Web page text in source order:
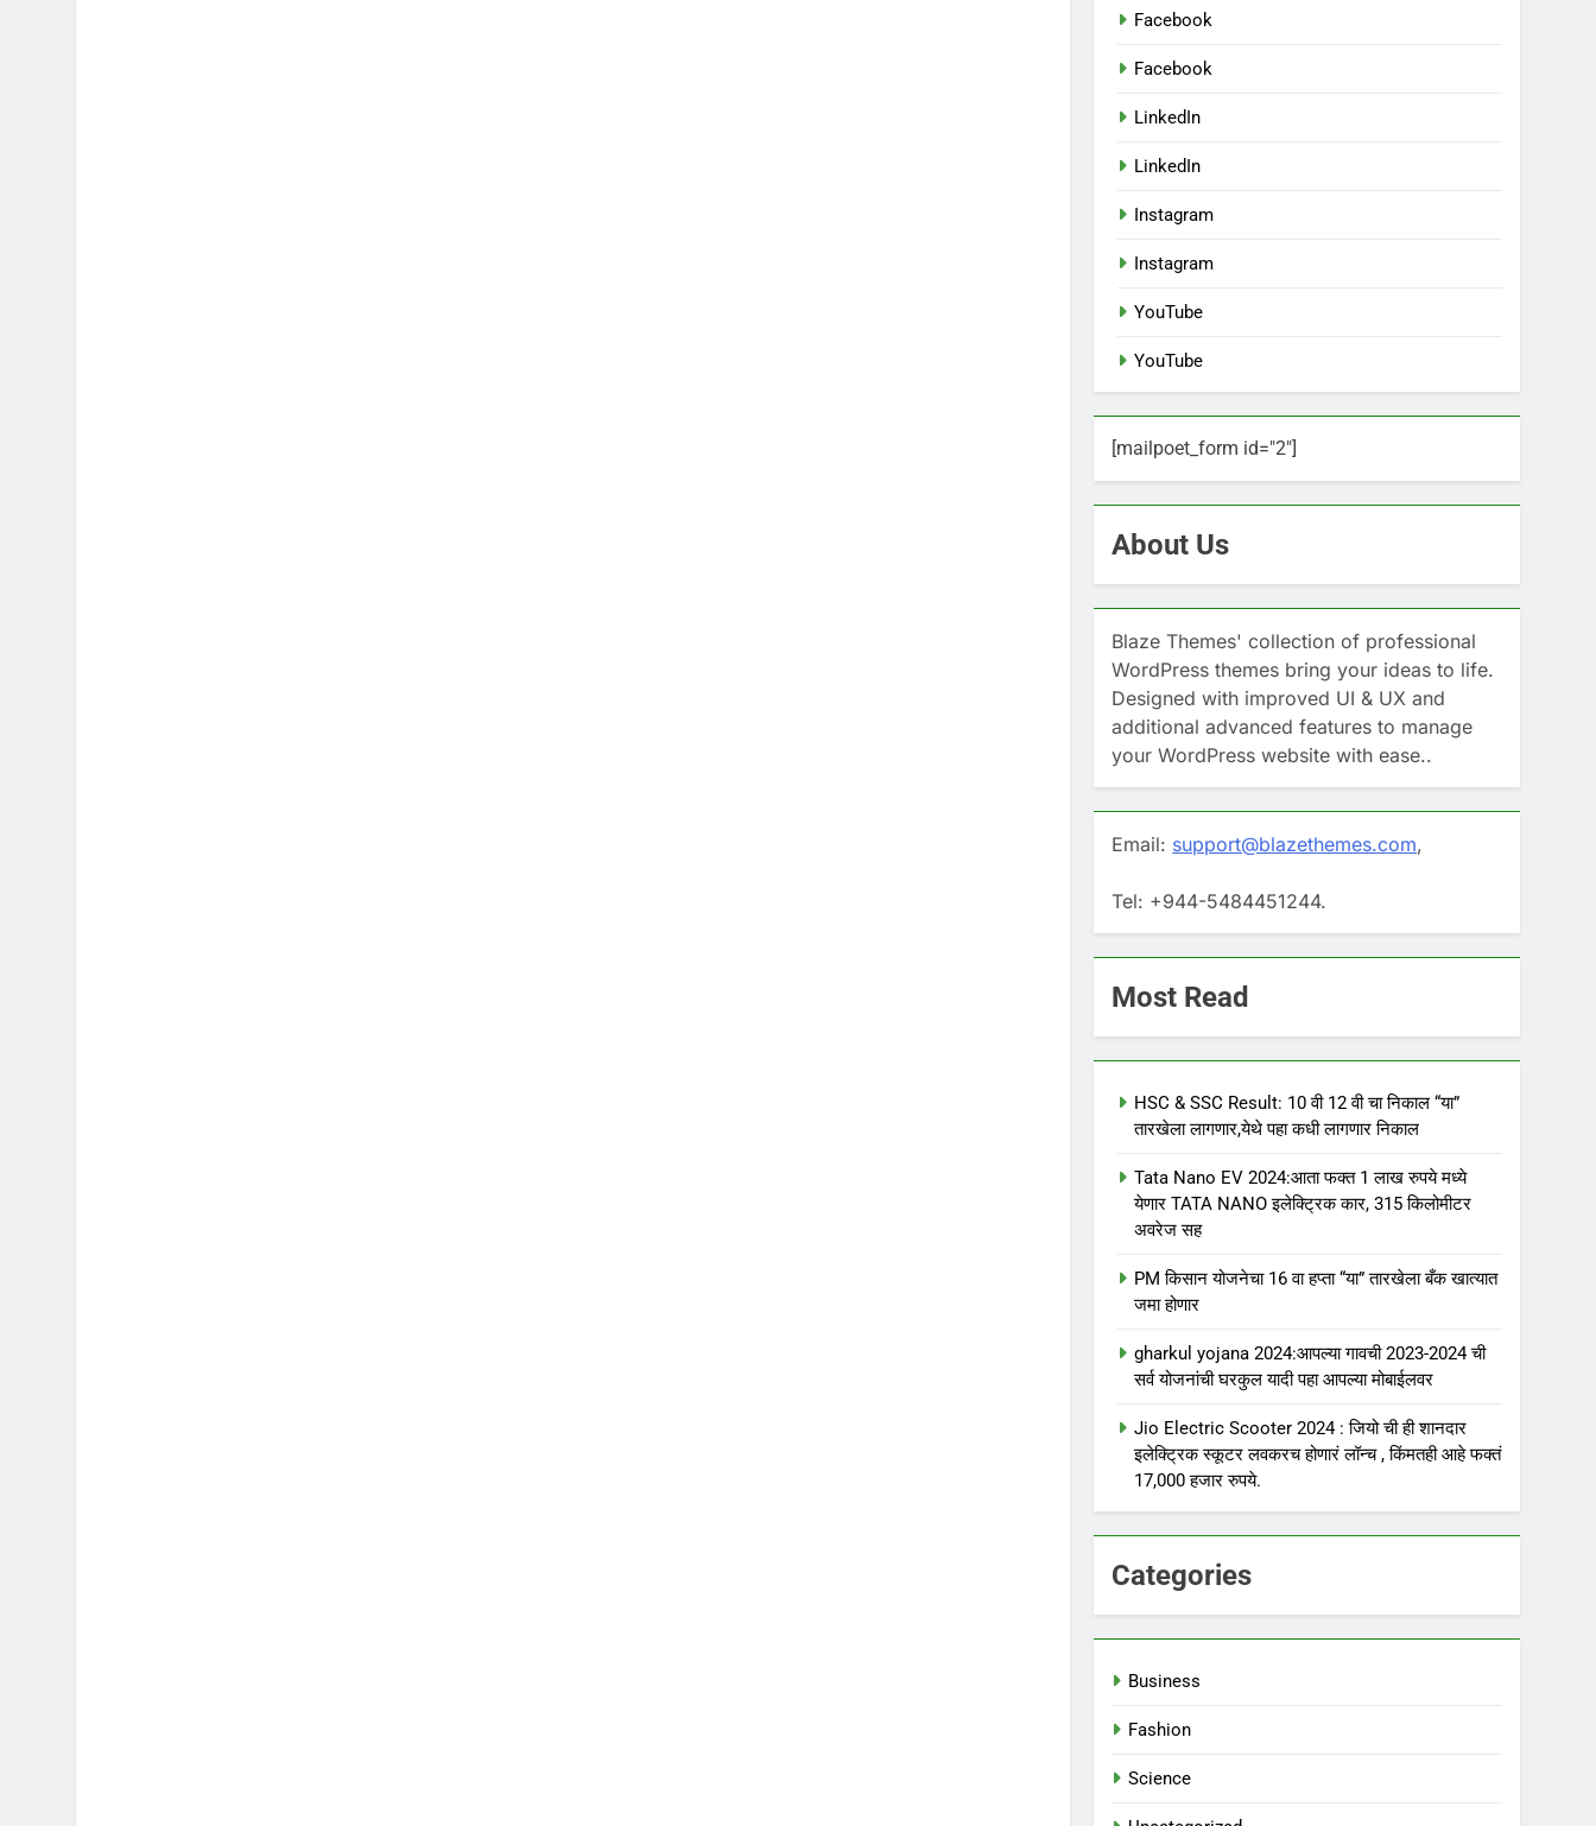
Facebook
Facebook
LinkedIn
LinkedIn
Instagram
Instagram
YouTube
YouTube
[mailpoet_form id="2"]
About Us
Blaze Themes' collection of professional
WordPress themes bring your ideas to life.
Designed with improved UI & UX and
additional advanced features to manage
your WordPress website with ease..
Email: support@blazethemes.com,
Tel: +944-5484451244.
Most Read
HSC & SSC Result: 10 वी 12 वी चा निकाल “या”
तारखेला लागणार,येथे पहा कधी लागणार निकाल
Tata Nano EV 2024:आता फक्त 1 लाख रुपये मध्ये
येणार TATA NANO इलेक्ट्रिक कार, 315 किलोमीटर
अवरेज सह
PM किसान योजनेचा 16 वा हप्ता “या” तारखेला बँक खात्यात
जमा होणार
gharkul yojana 2024:आपल्या गावची 2023-2024 ची
सर्व योजनांची घरकुल यादी पहा आपल्या मोबाईलवर
Jio Electric Scooter 2024 : जियो ची ही शानदार
इलेक्ट्रिक स्कूटर लवकरच होणारं लॉन्च , किंमतही आहे फक्तं
17,000 हजार रुपये.
Categories
Business
Fashion
Science